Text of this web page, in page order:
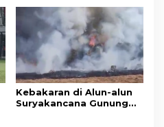
Pangrango
Kebakaran di Alun-alun
Suryakancana Gunung